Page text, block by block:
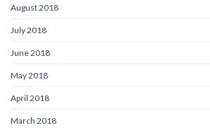
August 2018
July 2018
June 2018
May 2018
April 2018
March 2018